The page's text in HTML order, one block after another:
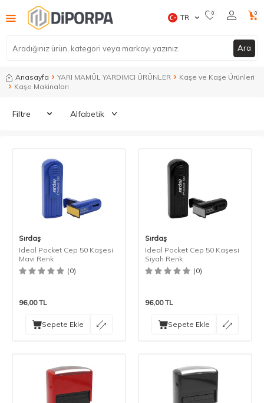
Ara
TR 0 0
Anasayfa YARI MAMÜL YARDIMCI ÜRÜNLER
Kaşe ve Kaşe Ürünleri
Kaşe Makinaları
Filtre
Sırdaş
Ideal Pocket Cep 50 Kaşesi
Mavi Renk
(0)
96,00TL
Sepete Ekle
Sırdaş
Ideal Pocket Cep 50 Kaşesi
Siyah Renk
(0)
96,00TL
Sepete Ekle